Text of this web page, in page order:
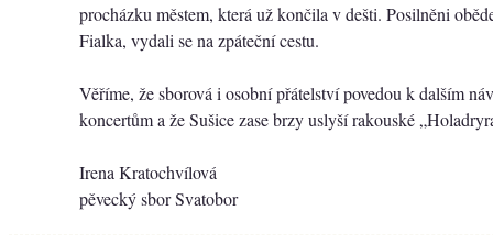
procházku městem, která už končila v dešti. Posilněni
Fialka, vydali se na zpáteční cestu.
Věříme, že sborová i osobní přátelství povedou k dalším
koncertům a že Sušice zase brzy uslyší rakouské
Irena Kratochvílová
pěvecký sbor Svatobor